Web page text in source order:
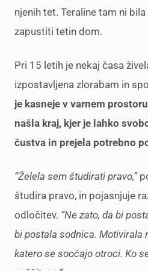
njenih tet. Teraline tam ni
zapustiti tetin dom.
Pri 15 letih je nekaj časa
izpostavljena zlorabam in
je kasneje v varnem
našla kraj, kjer je lahko
čustva in prejela potrebno
“Želela sem študirati pravo,”
študira pravo, in pojasnjuje
odločitev. “Ne zato, da bi
bi postala sodnica. Motivirala
katero se soočajo otroci. Ko